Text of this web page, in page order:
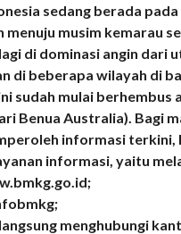
sedang berada
menuju musim kemarau
di dominasi angin dari
di beberapa wilayah di
sudah mulai berhembus
Benua Australia). Bagi
informasi terkini,
informasi, yaitu
menghubungi